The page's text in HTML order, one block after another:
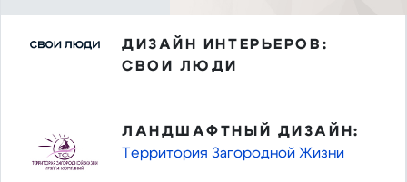
ДИЗАЙН ИНТЕРЬЕРОВ:
СВОИ ЛЮДИ
ЛАНДШАФТНЫЙ ДИЗАЙН:
Территория Загородной Жизни